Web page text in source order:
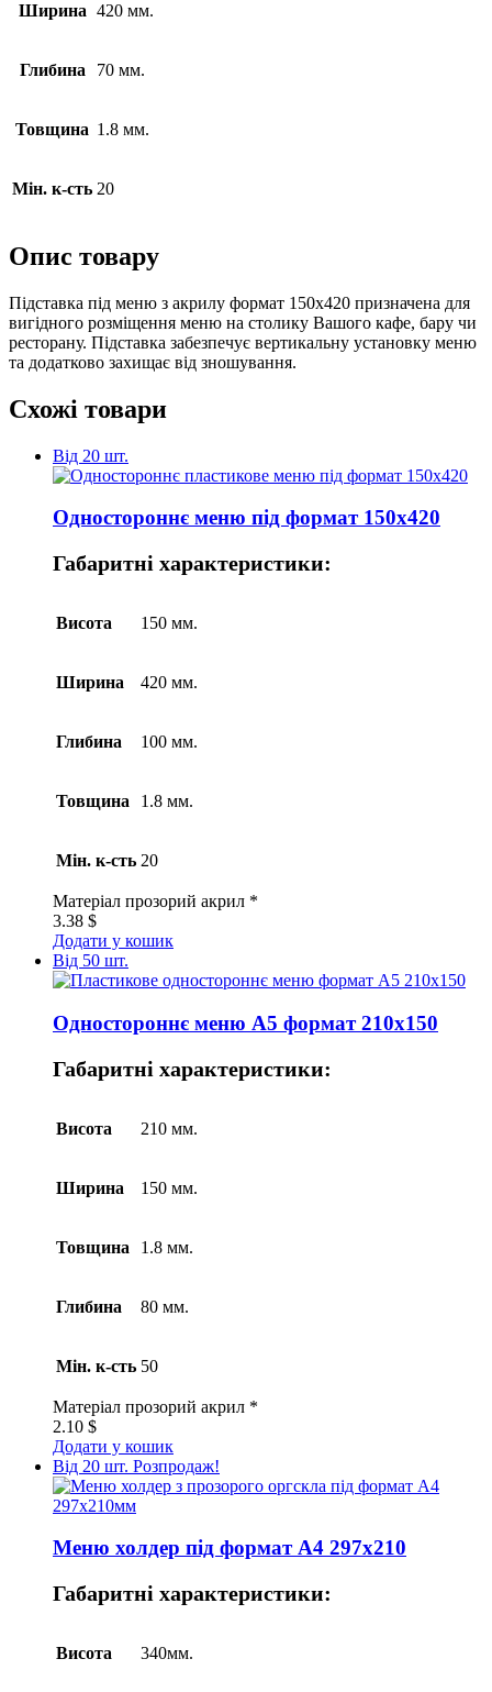
Ширина 420 мм.
Глибина 70 мм.
Товщина 1.8 мм.
Мін. к-сть 20
Опис товару
Підставка під меню з акрилу формат 150х420 призначена для
вигідного розміщення меню на столику Вашого кафе, бару чи
ресторану. Підставка забезпечує вертикальну установку меню
та додатково захищає від зношування.
Схожі товари
Від 20 шт.
Одностороннє меню під формат 150х420
Габаритні характеристики:
Висота 150 мм.
Ширина 420 мм.
Глибина 100 мм.
Товщина 1.8 мм.
Мін. к-сть 20
Матеріал прозорий акрил *
3.38 $
Додати у кошик
Від 50 шт.
Одностороннє меню А5 формат 210х150
Габаритні характеристики:
Висота 210 мм.
Ширина 150 мм.
Товщина 1.8 мм.
Глибина 80 мм.
Мін. к-сть 50
Матеріал прозорий акрил *
2.10 $
Додати у кошик
Від 20 шт. Розпродаж!
Меню холдер під формат А4 297х210
Габаритні характеристики:
Висота 340мм.